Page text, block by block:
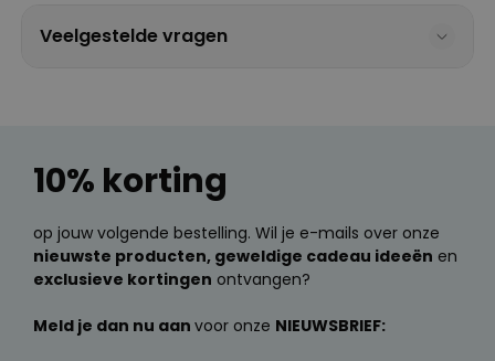
Veelgestelde vragen
10% korting
op jouw volgende bestelling. Wil je e-mails over onze
nieuwste producten, geweldige cadeau ideeën en
exclusieve kortingen ontvangen?
Meld je dan nu aan voor onze NIEUWSBRIEF: